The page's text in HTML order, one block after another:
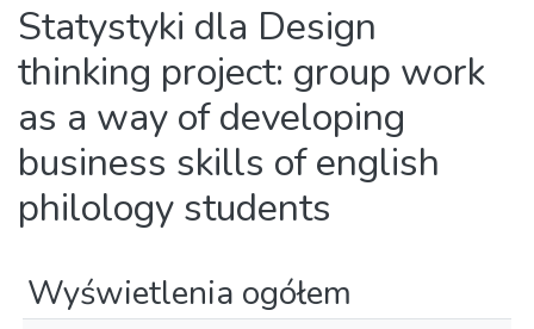
Statystyki dla Design
thinking project: group work
as a way of developing
business skills of english
philology students
Wyświetlenia ogółem